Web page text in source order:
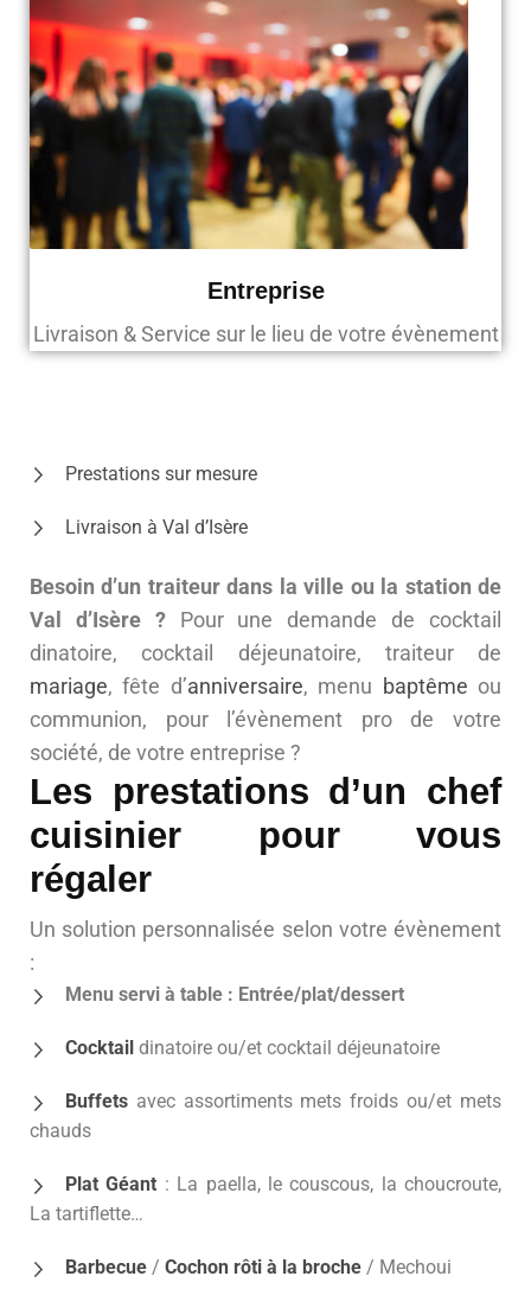
Entreprise
Livraison & Service sur le lieu de votre évènement
Prestations sur mesure
Livraison à Val d’Isère
Besoin d’un traiteur dans la ville ou la station de
Val d’Isère ?Pour une demande de cocktail
dinatoire, cocktail déjeunatoire, traiteur de
mariage, fête d’anniversaire, menu baptême ou
communion, pour l’évènement pro de votre
société, de votre entreprise ?
Les prestations d’un chef
cuisinier pour vous
régaler
Un solution personnalisée selon votre évènement
:
Menu servi à table : Entrée/plat/dessert
Cocktail dinatoire ou/et cocktail déjeunatoire
Buffets avec assortiments mets froids ou/et mets
chauds
Plat Géant : La paella, le couscous, la choucroute,
La tartiflette…
Barbecue / Cochon rôti à la broche / Mechoui